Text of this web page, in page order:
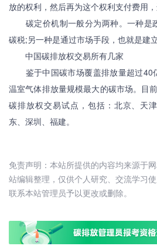
放的权利，然后再为这个权利支付费用
碳定价机制一般分为两种。一种是
碳税;另一种是通过市场手段，也就是建
中国碳排放权交易所有几家
鉴于中国碳市场覆盖排放量超过40
温室气体排放量规模最大的碳市场。目
碳排放权交易试点，包括：北京、天
东、深圳、福建。
免责声明：本站所提供的内容均来源于
站编辑整理，仅供个人研究、交流学习
联系本站管理员予以更改或删除。